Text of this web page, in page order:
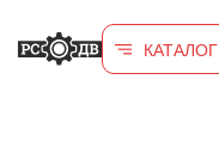
КАТАЛОГ